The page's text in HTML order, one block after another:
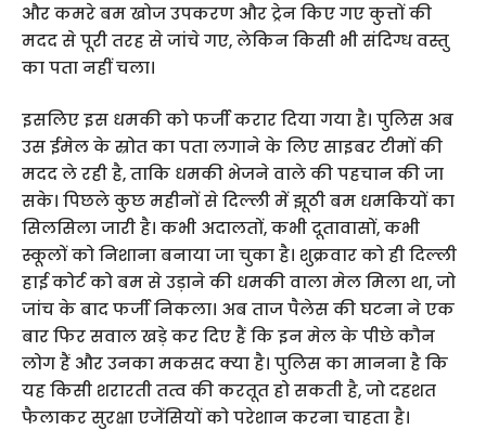
और कमरे बम खोज उपकरण और ट्रेन किए गए कुत्तों की
मदद से पूरी तरह से जांचे गए, लेकिन किसी भी संदिग्ध वस्तु
का पता नहीं चला।
इसलिए इस धमकी को फर्जी करार दिया गया है। पुलिस अब
उस ईमेल के स्रोत का पता लगाने के लिए साइबर टीमों की
मदद ले रही है, ताकि धमकी भेजने वाले की पहचान की जा
सके। पिछले कुछ महीनों से दिल्ली में झूठी बम धमकियों का
सिलसिला जारी है। कभी अदालतों, कभी दूतावासों, कभी
स्कूलों को निशाना बनाया जा चुका है। शुक्रवार को ही दिल्ली
हाई कोर्ट को बम से उड़ाने की धमकी वाला मेल मिला था, जो
जांच के बाद फर्जी निकला। अब ताज पैलेस की घटना ने एक
बार फिर सवाल खड़े कर दिए हैं कि इन मेल के पीछे कौन
लोग हैं और उनका मकसद क्या है। पुलिस का मानना है कि
यह किसी शरारती तत्व की करतूत हो सकती है, जो दहशत
फैलाकर सुरक्षा एजेंसियों को परेशान करना चाहता है।